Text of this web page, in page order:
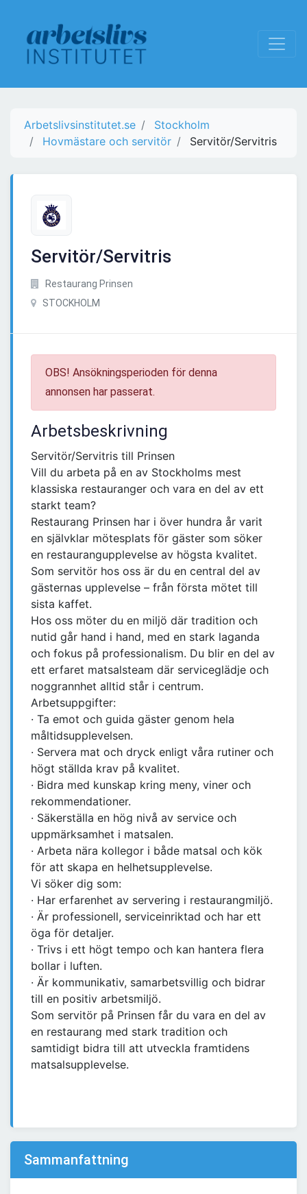
Arbetslivsinstitutet.se
Stockholm
Hovmästare och servitör
Servitör/Servitris
Servitör/Servitris
Restaurang Prinsen
STOCKHOLM
OBS! Ansökningsperioden för denna
annonsen har passerat.
Arbetsbeskrivning
Servitör/Servitris till Prinsen
Vill du arbeta på en av Stockholms mest
klassiska restauranger och vara en del av ett
starkt team?
Restaurang Prinsen har i över hundra år varit
en självklar mötesplats för gäster som söker
en restaurangupplevelse av högsta kvalitet.
Som servitör hos oss är du en central del av
gästernas upplevelse – från första mötet till
sista kaffet.
Hos oss möter du en miljö där tradition och
nutid går hand i hand, med en stark laganda
och fokus på professionalism. Du blir en del av
ett erfaret matsalsteam där serviceglädje och
noggrannhet alltid står i centrum.
Arbetsuppgifter:
· Ta emot och guida gäster genom hela
måltidsupplevelsen.
· Servera mat och dryck enligt våra rutiner och
högt ställda krav på kvalitet.
· Bidra med kunskap kring meny, viner och
rekommendationer.
· Säkerställa en hög nivå av service och
uppmärksamhet i matsalen.
· Arbeta nära kollegor i både matsal och kök
för att skapa en helhetsupplevelse.
Vi söker dig som:
· Har erfarenhet av servering i restaurangmiljö.
· Är professionell, serviceinriktad och har ett
öga för detaljer.
· Trivs i ett högt tempo och kan hantera flera
bollar i luften.
· Är kommunikativ, samarbetsvillig och bidrar
till en positiv arbetsmiljö.
Som servitör på Prinsen får du vara en del av
en restaurang med stark tradition och
samtidigt bidra till att utveckla framtidens
matsalsupplevelse.
Sammanfattning